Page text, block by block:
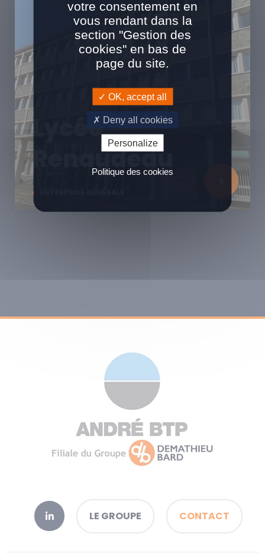
Lycée
Renaudeau
LE GROUPE CONTACT
votre consentement en
vous rendant dans la
section "Gestion des
cookies" en bas de
page du site.
OK, accept all
Deny all cookies
Personalize
Politique des cookies